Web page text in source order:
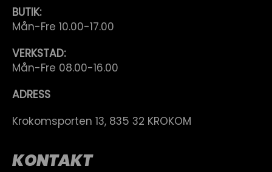
BUTIK:
Mån-Fre 10.00-17.00
VERKSTAD:
Mån-Fre 08.00-16.00
ADRESS
Krokomsporten 13, 835 32 KROKOM
KONTAKT